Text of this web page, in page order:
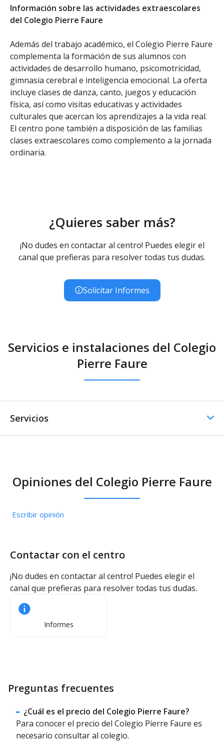
Información sobre las actividades extraescolares
del Colegio Pierre Faure
Además del trabajo académico, el Colegio Pierre Faure
complementa la formación de sus alumnos con
actividades de desarrollo humano, psicomotricidad,
gimnasia cerebral e inteligencia emocional. La oferta
incluye clases de danza, canto, juegos y educación
física, así como visitas educativas y actividades
culturales que acercan los aprendizajes a la vida real.
El centro pone también a disposición de las familias
clases extraescolares como complemento a la jornada
ordinaria.
¿Quieres saber más?
¡No dudes en contactar al centro! Puedes elegir el
canal que prefieras para resolver todas tus dudas.
Solicitar Informes
Servicios e instalaciones del Colegio
Pierre Faure
Servicios
Comedor / Cafetería -
Opiniones del Colegio Pierre Faure
Escribir opinión
Contactar con el centro
¡No dudes en contactar al centro! Puedes elegir el
canal que prefieras para resolver todas tus dudas.
Informes
Preguntas frecuentes
¿Cuál es el precio del Colegio Pierre Faure?
Para conocer el precio del Colegio Pierre Faure es
necesario consultar al colegio.